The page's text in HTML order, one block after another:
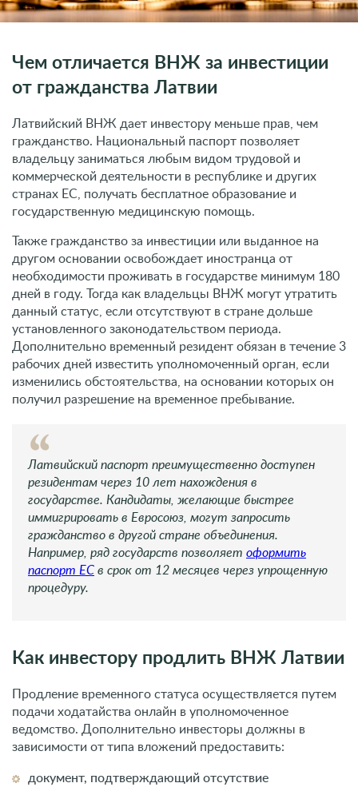
Чем отличается ВНЖ за инвестиции
от гражданства Латвии
Латвийский ВНЖ дает инвестору меньше прав, чем
гражданство. Национальный паспорт позволяет
владельцу заниматься любым видом трудовой и
коммерческой деятельности в республике и других
странах ЕС, получать бесплатное образование и
государственную медицинскую помощь.
Также гражданство за инвестиции или выданное на
другом основании освобождает иностранца от
необходимости проживать в государстве минимум 180
дней в году. Тогда как владельцы ВНЖ могут утратить
данный статус, если отсутствуют в стране дольше
установленного законодательством периода.
Дополнительно временный резидент обязан в течение 3
рабочих дней известить уполномоченный орган, если
изменились обстоятельства, на основании которых он
получил разрешение на временное пребывание.
Латвийский паспорт преимущественно доступен
резидентам через 10 лет нахождения в
государстве. Кандидаты, желающие быстрее
иммигрировать в Евросоюз, могут запросить
гражданство в другой стране объединения.
Например, ряд государств позволяет оформить
паспорт ЕС в срок от 12 месяцев через упрощенную
процедуру.
Как инвестору продлить ВНЖ Латвии
Продление временного статуса осуществляется путем
подачи ходатайства онлайн в уполномоченное
ведомство. Дополнительно инвесторы должны в
зависимости от типа вложений предоставить:
документ, подтверждающий отсутствие